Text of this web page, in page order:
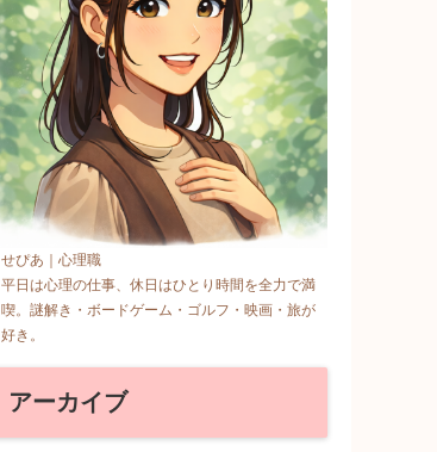
せぴあ｜心理職
平日は心理の仕事、休日はひとり時間を全力で満
喫。謎解き・ボードゲーム・ゴルフ・映画・旅が
好き。
アーカイブ